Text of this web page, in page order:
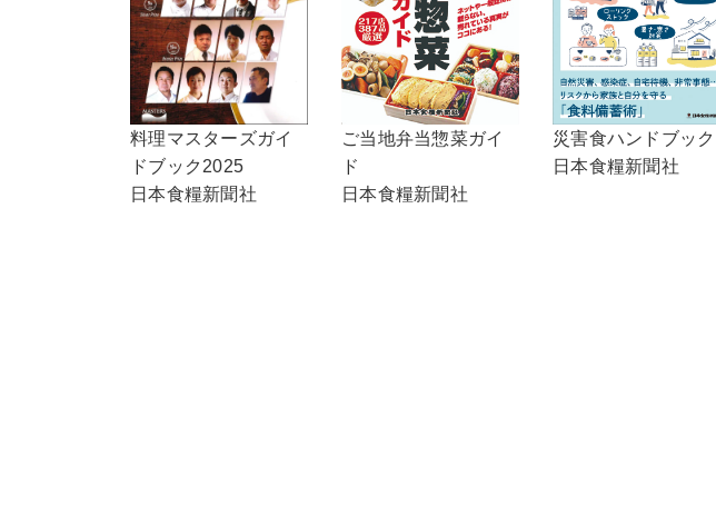
料理マスターズガイ
ドブック2025
日本食糧新聞社
ご当地弁当惣菜ガイ
ド
日本食糧新聞社
災害食ハンドブック
日本食糧新聞社